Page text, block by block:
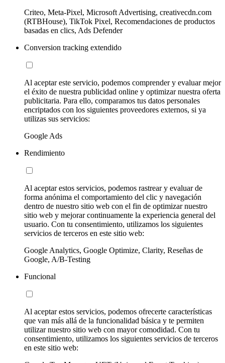
Criteo, Meta-Pixel, Microsoft Advertising, creativecdn.com
(RTBHouse), TikTok Pixel, Recomendaciones de productos
basadas en clics, Ads Defender
Conversion tracking extendido
Al aceptar este servicio, podemos comprender y evaluar mejor
el éxito de nuestra publicidad online y optimizar nuestra oferta
publicitaria. Para ello, comparamos tus datos personales
encriptados con los siguientes proveedores externos, si ya
utilizas sus servicios:
Google Ads
Rendimiento
Al aceptar estos servicios, podemos rastrear y evaluar de
forma anónima el comportamiento del clic y navegación
dentro de nuestro sitio web con el fin de optimizar nuestro
sitio web y mejorar continuamente la experiencia general del
usuario. Con tu consentimiento, utilizamos los siguientes
servicios de terceros en este sitio web:
Google Analytics, Google Optimize, Clarity, Reseñas de
Google, A/B-Testing
Funcional
Al aceptar estos servicios, podemos ofrecerte características
que van más allá de la funcionalidad básica y te permiten
utilizar nuestro sitio web con mayor comodidad. Con tu
consentimiento, utilizamos los siguientes servicios de terceros
en este sitio web: